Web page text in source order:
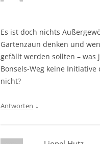
Es ist doch nichts
Gartenzaun denken und
gefällt werden sollten – was
Bonsels-Weg keine
nicht?
Antworten ↓